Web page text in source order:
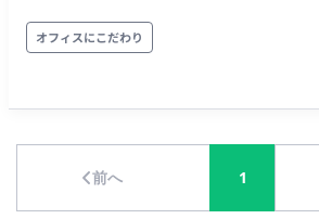
オフィスにこだわり
前へ 1